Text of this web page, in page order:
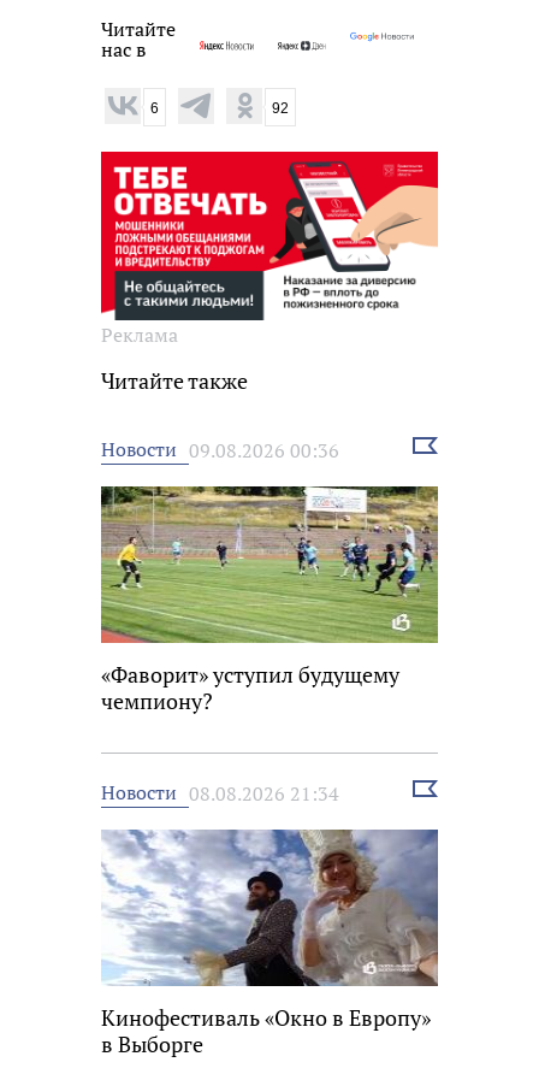
Читайте
нас в
6 92
Реклама
Читайте также
Новости 09.08.2026 00:36
Выбрать
«Фаворит» уступил будущему
чемпиону?
Новости 08.08.2026 21:34
Выбрать
Кинофестиваль «Окно в Европу»
в Выборге